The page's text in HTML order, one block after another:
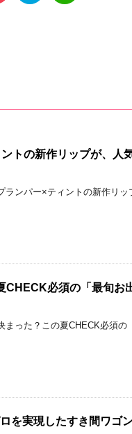
ントの新作リップが、
ンパー×ティントの新作リッ
CHECK必須の「最旬お
った？この夏CHECK必須の
を実現したすき間ワゴ